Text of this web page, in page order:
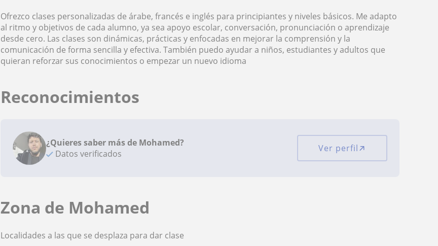
Ofrezco clases personalizadas de árabe, francés e inglés para principiantes y niveles básicos. Me adapto
al ritmo y objetivos de cada alumno, ya sea apoyo escolar, conversación, pronunciación o aprendizaje
desde cero. Las clases son dinámicas, prácticas y enfocadas en mejorar la comprensión y la
comunicación de forma sencilla y efectiva. También puedo ayudar a niños, estudiantes y adultos que
quieran reforzar sus conocimientos o empezar un nuevo idioma
Reconocimientos
¿Quieres saber más de Mohamed?
Datos verificados
Ver perfil
Zona de Mohamed
Localidades a las que se desplaza para dar clase